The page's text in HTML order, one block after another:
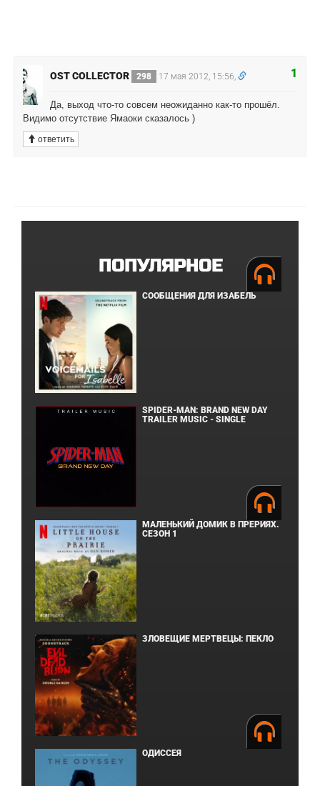
1
OST COLLECTOR 298 17 мая 2012, 15:56,
Да, выход что-то совсем неожиданно как-то прошёл.
Видимо отсутствие Ямаоки сказалось )
ответить
ПОПУЛЯРНОЕ
СООБЩЕНИЯ ДЛЯ ИЗАБЕЛЬ
SPIDER-MAN: BRAND NEW DAY
TRAILER MUSIC - SINGLE
МАЛЕНЬКИЙ ДОМИК В ПРЕРИЯХ.
СЕЗОН 1
ЗЛОВЕЩИЕ МЕРТВЕЦЫ: ПЕКЛО
ОДИССЕЯ